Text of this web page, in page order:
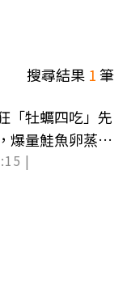
搜尋結果 1筆
「牡蠣四吃」先
爆量鮭魚卵蒸蛋
|